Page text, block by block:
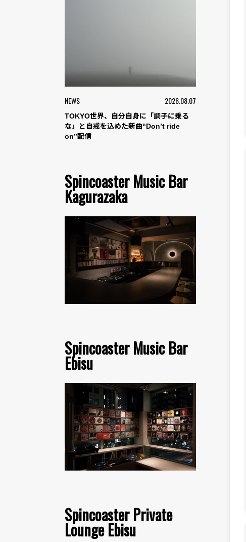
NEWS 2026.08.07
TOKYO世界、自分自身に「調子に乗る
な」と自戒を込めた新曲“Don’t ride
on”配信
Spincoaster Music Bar
Kagurazaka
Spincoaster Music Bar
Ebisu
Spincoaster Private
Lounge Ebisu